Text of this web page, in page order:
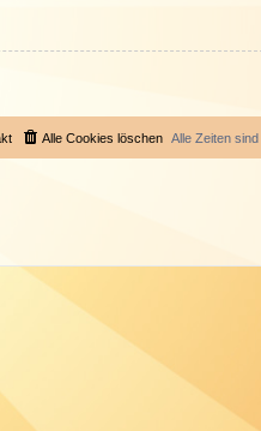
Alle Zeiten sind
Alle Cookies löschen